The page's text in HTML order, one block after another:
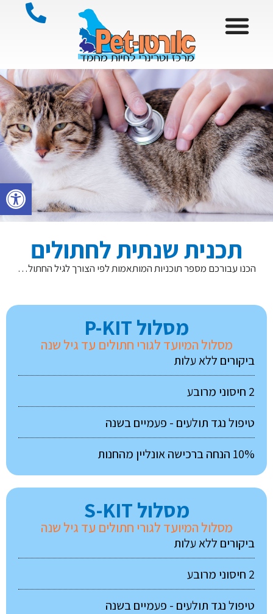
פתח
תכנית שנתית לחתולים
הכנו עבורכם מספר תוכניות המותאמות לפי הצורך לגיל החתול…
מסלול P-KIT
מסלול המיועד לגורי חתולים עד גיל שנה
ביקורים ללא עלות
2 חיסוני מרובע
טיפול נגד תולעים - פעמיים בשנה
10% הנחה ברכישה אונליין מהחנות
מסלול S-KIT
מסלול המיועד לגורי חתולים עד גיל שנה
ביקורים ללא עלות
2 חיסוני מרובע
טיפול נגד תולעים - פעמיים בשנה